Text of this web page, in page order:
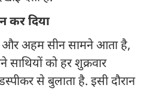
कर दिया
और अहम सीन सामने आता है,
को हर शुक्रवार
से बुलाता है. इसी दौरान